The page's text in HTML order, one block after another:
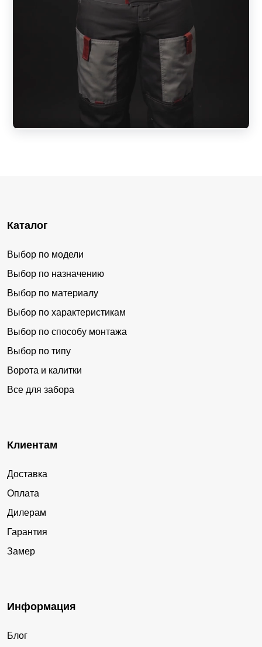
Каталог
Выбор по модели
Выбор по назначению
Выбор по материалу
Выбор по характеристикам
Выбор по способу монтажа
Выбор по типу
Ворота и калитки
Все для забора
Клиентам
Доставка
Оплата
Дилерам
Гарантия
Замер
Информация
Блог